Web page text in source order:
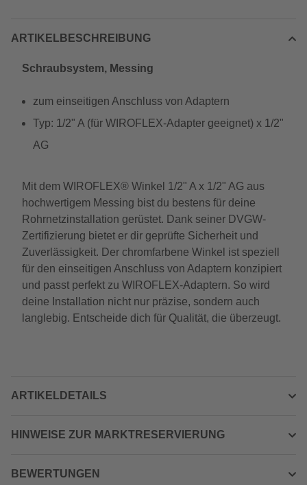
ARTIKELBESCHREIBUNG
Schraubsystem, Messing
zum einseitigen Anschluss von Adaptern
Typ: 1/2" A (für WIROFLEX-Adapter geeignet) x 1/2"
AG
Mit dem WIROFLEX® Winkel 1/2" A x 1/2" AG aus
hochwertigem Messing bist du bestens für deine
Rohrnetzinstallation gerüstet. Dank seiner DVGW-
Zertifizierung bietet er dir geprüfte Sicherheit und
Zuverlässigkeit. Der chromfarbene Winkel ist speziell
für den einseitigen Anschluss von Adaptern konzipiert
und passt perfekt zu WIROFLEX-Adaptern. So wird
deine Installation nicht nur präzise, sondern auch
langlebig. Entscheide dich für Qualität, die überzeugt.
ARTIKELDETAILS
HINWEISE ZUR MARKTRESERVIERUNG
BEWERTUNGEN